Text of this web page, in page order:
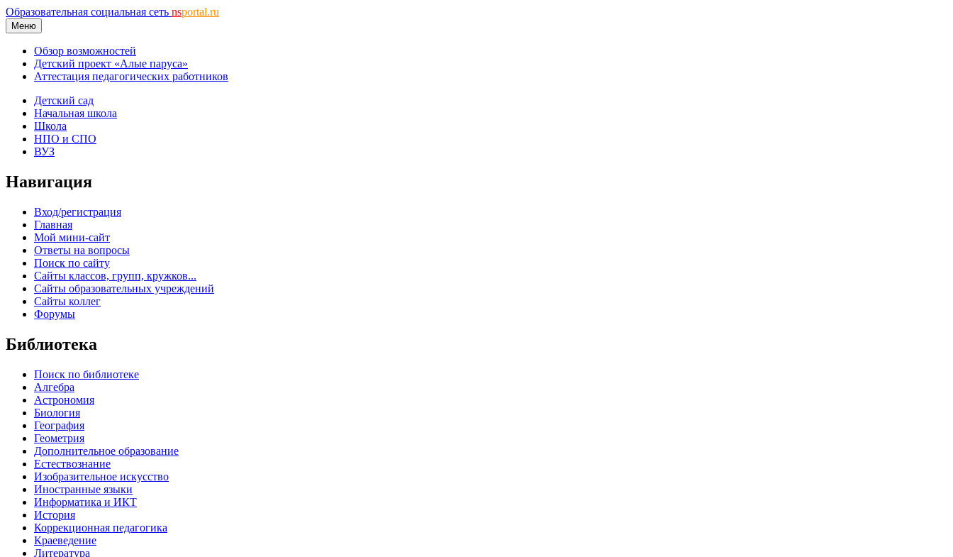
Образовательная социальная сеть nsportal.ru
Меню
Обзор возможностей
Детский проект «Алые паруса»
Аттестация педагогических работников
Детский сад
Начальная школа
Школа
НПО и СПО
ВУЗ
Навигация
Вход/регистрация
Главная
Мой мини-сайт
Ответы на вопросы
Поиск по сайту
Сайты классов, групп, кружков...
Сайты образовательных учреждений
Сайты коллег
Форумы
Библиотека
Поиск по библиотеке
Алгебра
Астрономия
Биология
География
Геометрия
Дополнительное образование
Естествознание
Изобразительное искусство
Иностранные языки
Информатика и ИКТ
История
Коррекционная педагогика
Краеведение
Литература